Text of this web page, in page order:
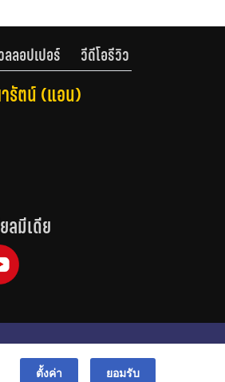
ลลอปเปอร์ วีดีโอรีวิว
รัตน์ (แอน)
ลมีเดีย
© สงวนลิขสิทธิ์ 2556-2564
ตั้งค่า ยอมรับ